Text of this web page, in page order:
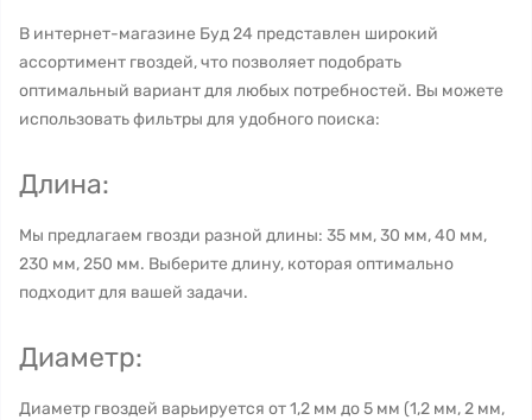
В интернет-магазине Буд 24 представлен широкий
ассортимент гвоздей, что позволяет подобрать
оптимальный вариант для любых потребностей. Вы можете
использовать фильтры для удобного поиска:
Длина:
Мы предлагаем гвозди разной длины: 35 мм, 30 мм, 40 мм,
230 мм, 250 мм. Выберите длину, которая оптимально
подходит для вашей задачи.
Диаметр:
Диаметр гвоздей варьируется от 1,2 мм до 5 мм (1,2 мм, 2 мм,